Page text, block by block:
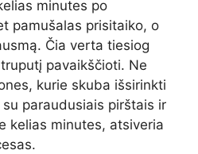
minutes po
pamušalas prisitaiko, o
Čia verta tiesiog
pavaikščioti. Ne
kurie skuba išsirinkti
paraudusiais pirštais ir
kelias minutes, atsiveria